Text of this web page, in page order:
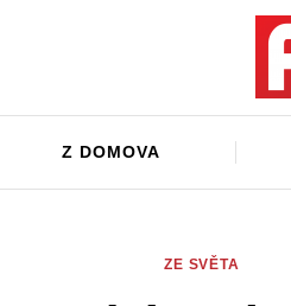
Z DOMOVA
ZE SVĚTA